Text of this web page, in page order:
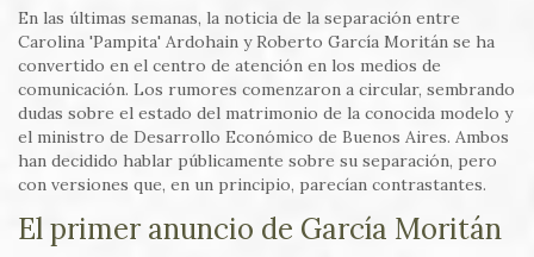
En las últimas semanas, la noticia de la separación entre
Carolina 'Pampita' Ardohain y Roberto García Moritán se ha
convertido en el centro de atención en los medios de
comunicación. Los rumores comenzaron a circular, sembrando
dudas sobre el estado del matrimonio de la conocida modelo y
el ministro de Desarrollo Económico de Buenos Aires. Ambos
han decidido hablar públicamente sobre su separación, pero
con versiones que, en un principio, parecían contrastantes.
El primer anuncio de García Moritán